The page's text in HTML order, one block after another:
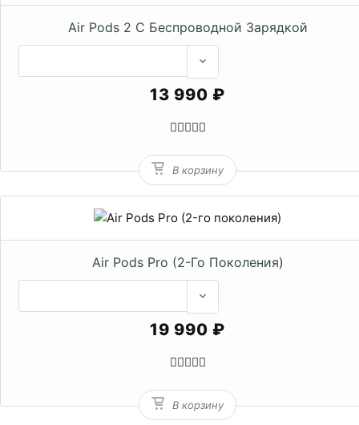
Air Pods 2 С Беспроводной Зарядкой
13 990 ₽
В корзину
Air Pods Pro (2-Го Поколения)
19 990 ₽
В корзину